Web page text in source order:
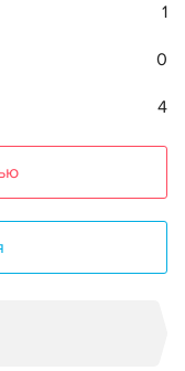
1
0
4